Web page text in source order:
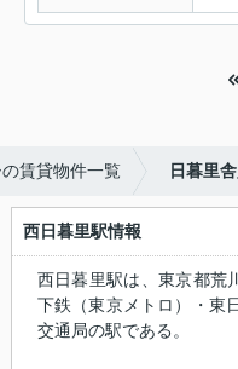
賃貸物件一覧 日暮里
西日暮里駅情報
西日暮里駅は、東京都荒
下鉄（東京メトロ）・東
交通局の駅である。